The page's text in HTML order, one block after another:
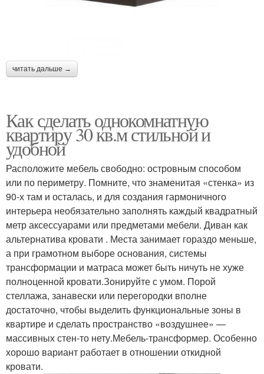
читать дальше →
Как сделать однокомнатную
квартиру 30 кв.м стильной и
удобной
Расположите мебель свободно: островным способом
или по периметру. Помните, что знаменитая «стенка» из
90-х там и осталась, и для создания гармоничного
интерьера необязательно заполнять каждый квадратный
метр аксессуарами или предметами мебели. Диван как
альтернатива кровати . Места занимает гораздо меньше,
а при грамотном выборе основания, системы
трансформации и матраса может быть ничуть не хуже
полноценной кровати.Зонируйте с умом. Порой
стеллажа, занавески или перегородки вполне
достаточно, чтобы выделить функциональные зоны в
квартире и сделать пространство «воздушнее» —
массивных стен-то нету.Мебель-трансформер. Особенно
хорошо вариант работает в отношении откидной
кровати.